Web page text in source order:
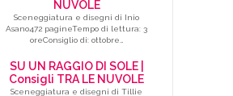
NUVOLE
Sceneggiatura e disegni di Inio
Asano472 pagineTempo di lettura: 3
oreConsiglio di: ottobre…
SU UN RAGGIO DI SOLE |
Consigli TRA LE NUVOLE
Sceneggiatura e disegni di Tillie